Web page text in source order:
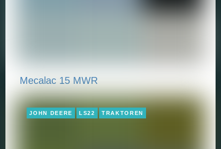
Mecalac 15 MWR
JOHN DEERE LS22 TRAKTOREN